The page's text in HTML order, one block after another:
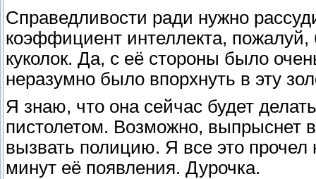
Справедливости ради нужно
коэффициент интеллекта,
куколок. Да, с её стороны было
неразумно было впорхнуть в эту
Я знаю, что она сейчас будет
пистолетом. Возможно, выпрыснет
вызвать полицию. Я все это
минут её появления. Дурочка.